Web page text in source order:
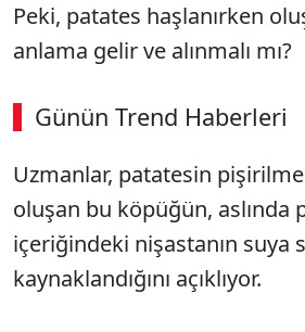
Peki, patates haşlanırken
anlama gelir ve alınmalı mı?
Günün Trend Haberleri
Uzmanlar, patatesin
oluşan bu köpüğün, aslında
içeriğindeki nişastanın suya
kaynaklandığını açıklıyor.